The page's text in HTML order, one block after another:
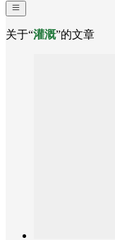
关于“灌溉”的文章